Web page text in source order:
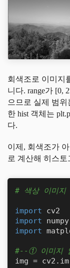
회색조로 이미지
니다. range가 [0,
으므로 실제 범위
한 hist 객체는
다.
이제, 회색조가
로 계산해 히스
# 색상 이미
import
import numpy
import
#--① 이미지
img =